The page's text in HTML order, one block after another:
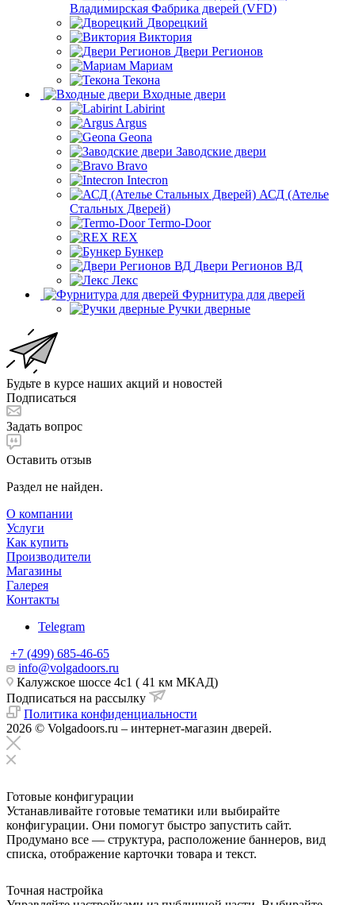
Владимирская Фабрика дверей (VFD)
Дворецкий
Виктория
Двери Регионов
Мариам
Текона
Входные двери
Labirint
Argus
Geona
Заводские двери
Bravo
Intecron
АСД (Ателье
Стальных Дверей)
Termo-Door
REX
Бункер
Двери Регионов ВД
Лекс
Фурнитура для дверей
Ручки дверные
Будьте в курсе наших акций и новостей
Подписаться
Задать вопрос
Оставить отзыв
Раздел не найден.
О компании
Услуги
Как купить
Производители
Магазины
Галерея
Контакты
Telegram
+7 (499) 685-46-65
info@volgadoors.ru
Калужское шоссе 4с1 ( 41 км МКАД)
Подписаться на рассылку
Политика конфиденциальности
2026 © Volgadoors.ru – интернет-магазин дверей.
Готовые конфигурации
Устанавливайте готовые тематики или выбирайте
конфигурации. Они помогут быстро запустить сайт.
Продумано все — структура, расположение баннеров, вид
списка, отображение карточки товара и текст.
Точная настройка